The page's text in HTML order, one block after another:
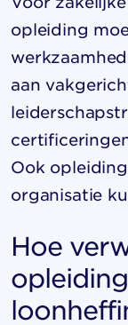
opleiding
aan
Ook
organisatie
Hoe